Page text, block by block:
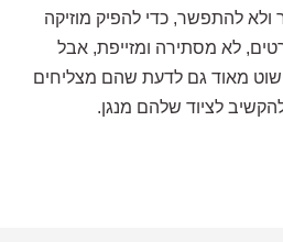
להתפשר, כדי להפיק מוזיקה
לא מסתירה ומזייפת, אבל
מאוד גם לדעת שהם מצליחים
לציוד שלהם מנגן.